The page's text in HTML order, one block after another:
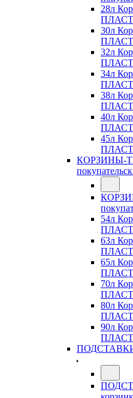
28л
30л
32л
34л
38л
40л
45л
КОРЗИНЫ-
54л
63л
65л
70л
80л
90л
ПОДСТАВКИ